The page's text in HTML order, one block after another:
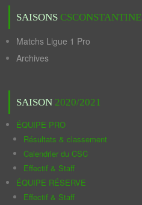
SAISONS CSCONSTANTINE
Matchs Ligue 1 Pro
Archives
SAISON 2020/2021
ÉQUIPE PRO
Résultats & classement
Calendrier du CSC
Effectif & Staff
ÉQUIPE RÉSERVE
Effectif & Staff